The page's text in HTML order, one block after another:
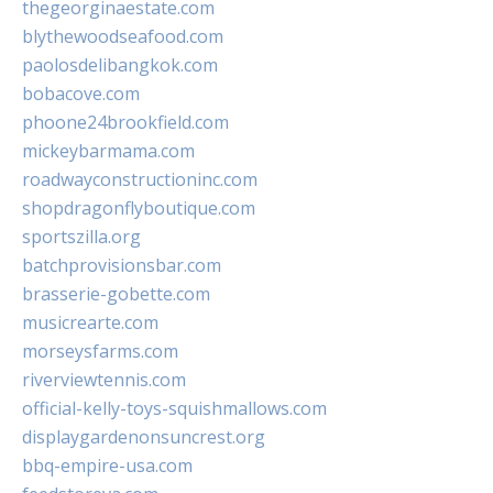
thegeorginaestate.com
blythewoodseafood.com
paolosdelibangkok.com
bobacove.com
phoone24brookfield.com
mickeybarmama.com
roadwayconstructioninc.com
shopdragonflyboutique.com
sportszilla.org
batchprovisionsbar.com
brasserie-gobette.com
musicrearte.com
morseysfarms.com
riverviewtennis.com
official-kelly-toys-squishmallows.com
displaygardenonsuncrest.org
bbq-empire-usa.com